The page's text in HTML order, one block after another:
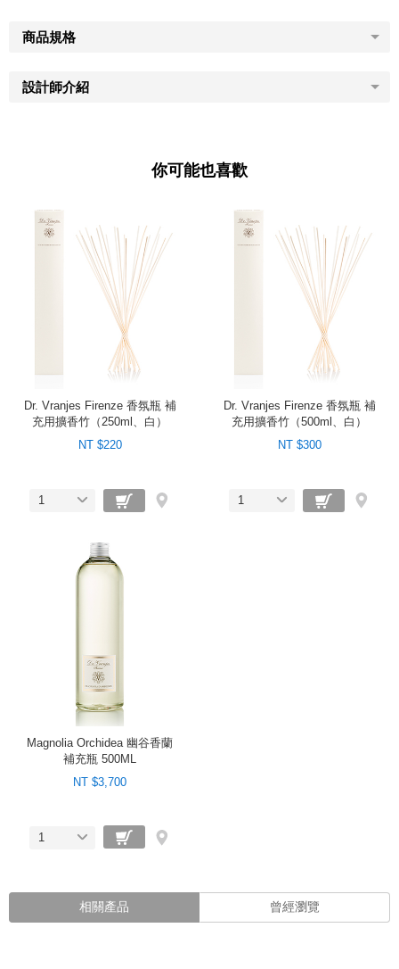
商品規格
設計師介紹
你可能也喜歡
Dr. Vranjes Firenze 香氛瓶 補
充用擴香竹（250ml、白）
NT $220
1
Dr. Vranjes Firenze 香氛瓶 補
充用擴香竹（500ml、白）
NT $300
1
Magnolia Orchidea 幽谷香蘭
補充瓶 500ML
NT $3,700
1
相關產品 曾經瀏覽